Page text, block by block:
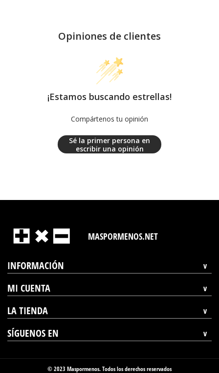
Opiniones de clientes
¡Estamos buscando estrellas!
Compártenos tu opinión
Sé la primer persona en
escribir una opinión
MASPORMENOS.NET
INFORMACIÓN
MI CUENTA
LA TIENDA
SÍGUENOS EN
© 2023 Maspormenos. Todos los derechos reservados